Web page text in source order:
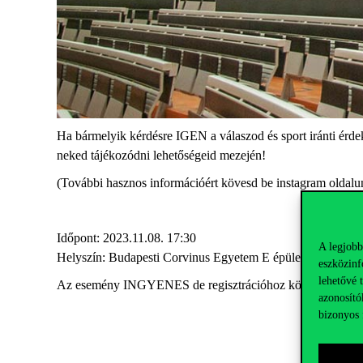
A
lehetővé
bizonyos
Ha bármelyik kérdésre IGEN a válaszod és sport iránti
neked tájékozódni lehetőségeid mezején!
(További hasznos információért kövesd be instagram
Időpont: 2023.11.08. 17:30
Helyszín: Budapesti Corvinus Egyetem E épület III-as el ő
Az esemény INGYENES de regisztrációhoz kötött,itt